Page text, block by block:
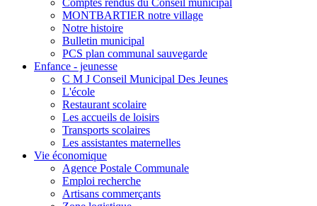
Comptes rendus du Conseil municipal
MONTBARTIER notre village
Notre histoire
Bulletin municipal
PCS plan communal sauvegarde
Enfance - jeunesse
C M J Conseil Municipal Des Jeunes
L'école
Restaurant scolaire
Les accueils de loisirs
Transports scolaires
Les assistantes maternelles
Vie économique
Agence Postale Communale
Emploi recherche
Artisans commerçants